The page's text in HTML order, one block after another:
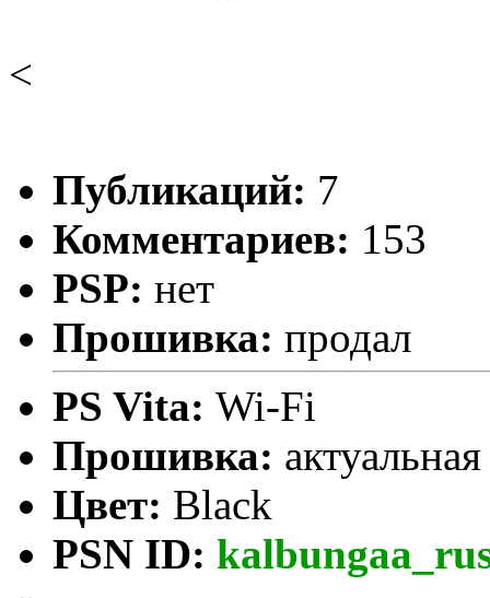
<
Публикаций: 7
Комментариев: 153
PSP: нет
Прошивка: продал
PS Vita: Wi-Fi
Прошивка:
Цвет: Black
PSN ID: